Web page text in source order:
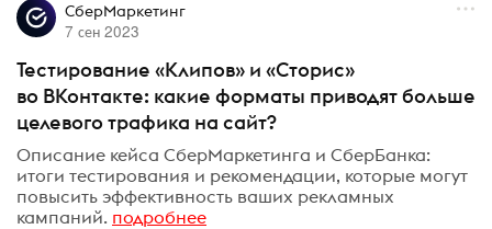
СберМаркетинг
7 сен 2023
Тестирование «Клипов» и «Сторис»
во ВКонтакте: какие форматы приводят больше
целевого трафика на сайт?
Описание кейса СберМаркетинга и СберБанка:
итоги тестирования и рекомендации, которые могут
повысить эффективность ваших рекламных
кампаний. подробнее